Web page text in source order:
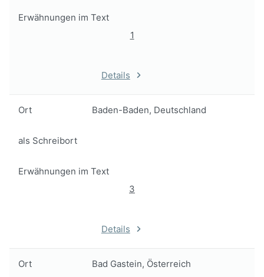
Erwähnungen im Text
1
Details
Ort Baden-Baden, Deutschland
als Schreibort
Erwähnungen im Text
3
Details
Ort Bad Gastein, Österreich